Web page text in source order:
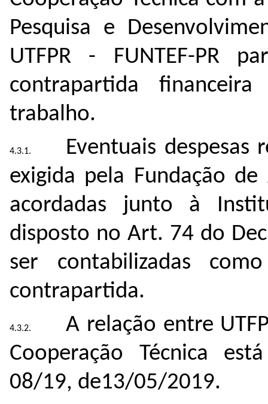
Pesquisa e
UTFPR - FUNTEF-PR
contrapartida
trabalho.
Eventuais despesas
exigida pela Fundação
acordadas junto à
disposto no Art. 74 do
ser contabilizadas
contrapartida.
A relação entre
Cooperação Técnica
08/19, de13/05/2019.